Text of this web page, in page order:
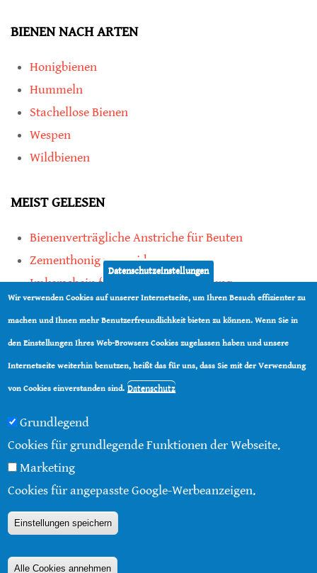
BIENEN NACH ARTEN
Honigbienen
Hummeln
Stachellose Bienen
Wespen
Wildbienen
MEIST GELESEN
Bienenverträgliche Anstriche für Beuten
Zementhonig vermeiden
Imkerschein für Honigbienen-Haltung
Kauf von Mittelwänden ist Vertrauenssache
teilen
Datenschutzeinstellungen
Wir verwenden Cookies auf unserer Internetseite, um Ihren Besuch effizienter zu
machen und Ihnen mehr Benutzerfreundlichkeit bieten zu können. Wenn Sie in
den Einstellungen Ihres Web-Browsers Cookies zugelassen haben und unsere
Internetseite weiterhin benutzen, heißt das für uns, dass Sie mit der Verwendung
von Cookies einverstanden sind. Datenschutz
Grundlegend
Cookies für grundlegende Funktionen der Webseite.
Marketing
Cookies für angepasste Google-Werbeanzeigen.
Einstellungen speichern
Alle Cookies annehmen